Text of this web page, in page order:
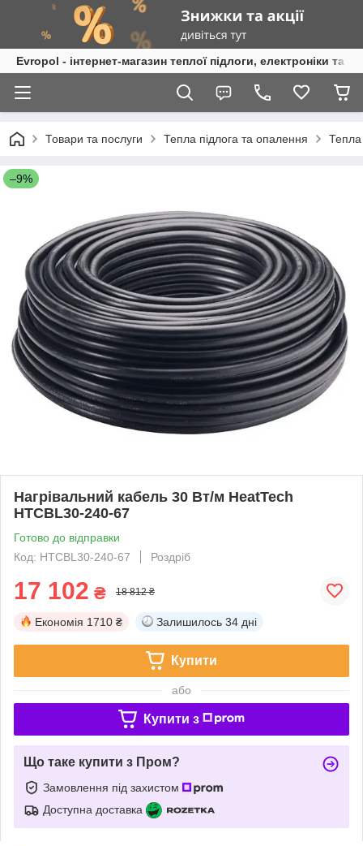
Evropol - інтернет-магазин теплої підлоги, електроніки та
Товари та послуги Тепла підлога та опалення Тепла
–9%
Нагрівальний кабель 30 Вт/м HeatTech
HTCBL30-240-67
Готово до відправки
Код: HTCBL30-240-67
Роздріб
17 102 ₴ 18 812 ₴
Економія 1710 ₴ Залишилось 34 дні
Купити
або
Купити з
Що таке купити з Пром?
Замовлення під захистом
Доступна доставка